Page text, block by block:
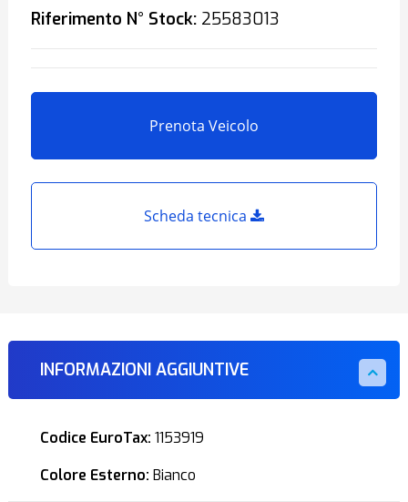
Riferimento N° Stock:25583013
Prenota Veicolo
Scheda tecnica
INFORMAZIONI AGGIUNTIVE
Codice EuroTax: 1153919
Colore Esterno: Bianco